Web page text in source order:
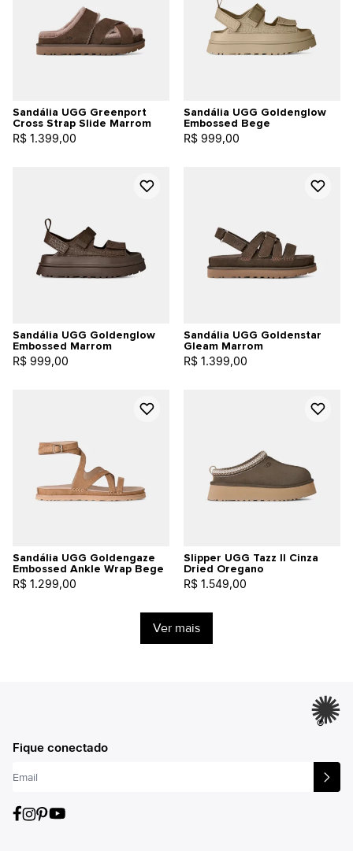
Sandália UGG Greenport
Cross Strap Slide Marrom
R$ 1.399,00
Sandália UGG Goldenglow
Embossed Bege
R$ 999,00
Sandália UGG Goldenglow
Embossed Marrom
R$ 999,00
Sandália UGG Goldenstar
Gleam Marrom
R$ 1.399,00
Sandália UGG Goldengaze
Embossed Ankle Wrap Bege
R$ 1.299,00
Slipper UGG Tazz II Cinza
Dried Oregano
R$ 1.549,00
Ver mais
®
Fique conectado